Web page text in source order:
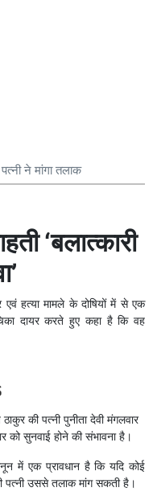
ने मांगा तलाक
‘बलात्कारी
एवं हत्या मामले के दोषियों में से एक
दायर करते हुए कहा है कि वह
की पत्नी पुनीता देवी मंगलवार
को सुनवाई होने की संभावना है।
में एक प्रावधान है कि यदि कोई
पत्नी उससे तलाक मांग सकती है।